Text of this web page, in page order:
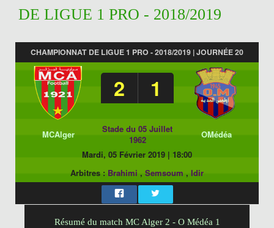
DE LIGUE 1 PRO - 2018/2019
CHAMPIONNAT DE LIGUE 1 PRO - 2018/2019 | JOURNÉE 20
2 1
MCAlger
Stade du 05 Juillet
1962
OMédéa
Mardi, 05 Février 2019 | 18:00
Arbitres : Brahimi , Semsoum , Idir
Résumé du match MC Alger 2 - O Médéa 1